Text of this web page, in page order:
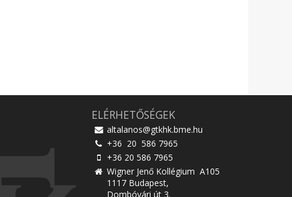
ELÉRHETŐSÉGEK
altalanos@gtkhk.bme.hu
+36 20 586 7965
+36 20 586 7965
Wigner Jenő Kollégium A105
1117 Budapest,
Dombóvári út 3.